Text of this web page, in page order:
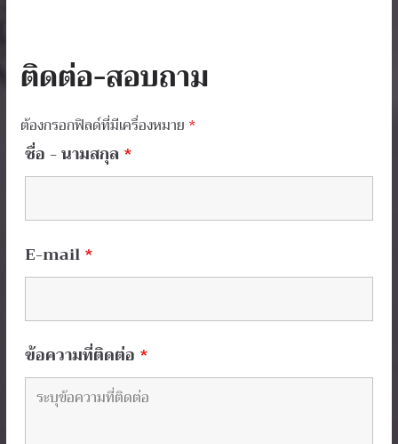
ติดต่อ-สอบถาม
ต้องกรอกฟิลด์ที่มีเครื่องหมาย *
ชื่อ - นามสกุล *
E-mail*
ข้อความที่ติดต่อ *